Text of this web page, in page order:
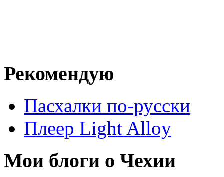
Рекомендую
Пасхалки по-русски
Плеер Light Alloy
Мои блоги о Чехии